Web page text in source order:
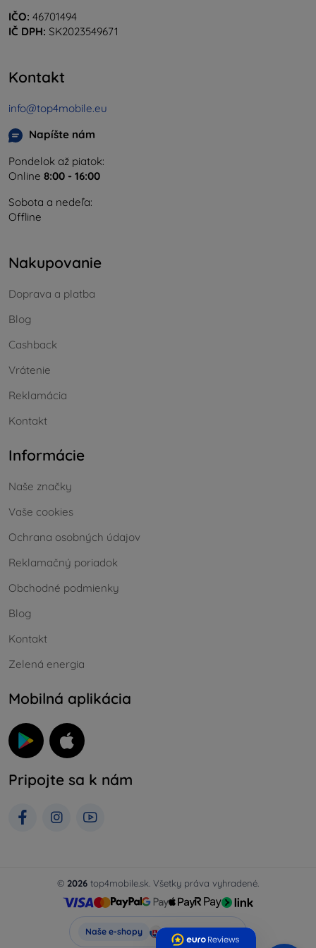
IČO: 46701494
IČ DPH: SK2023549671
Kontakt
info@top4mobile.eu
Napíšte nám
Pondelok až piatok:
Online 8:00 - 16:00
Sobota a nedeľa:
Offline
Nakupovanie
Doprava a platba
Blog
Cashback
Vrátenie
Reklamácia
Kontakt
Informácie
Naše značky
Vaše cookies
Ochrana osobných údajov
Reklamačný poriadok
Obchodné podmienky
Blog
Kontakt
Zelená energia
Mobilná aplikácia
Pripojte sa k nám
© 2026 top4mobile.sk. Všetky práva vyhradené.
Naše e-shopy Top4Mobile.sk